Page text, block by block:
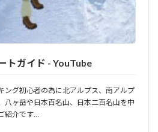
トガイド - YouTube
ング初心者の為に北アルプス、南アルプ
八ヶ岳や日本百名山、日本二百名山を中
紹介です…